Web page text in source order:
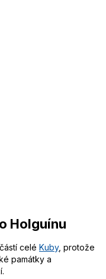
Holguínu
celé Kuby, protože
památky a